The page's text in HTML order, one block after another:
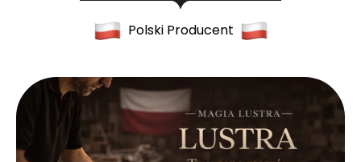
Polski Producent